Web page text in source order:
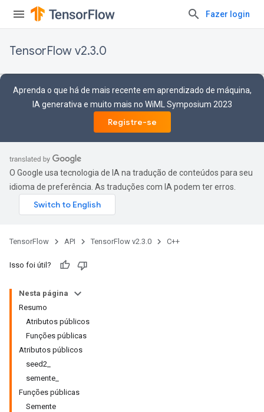
Fazer login
TensorFlow v2.3.0
Aprenda o que há de mais recente em aprendizado de máquina,
IA generativa e muito mais no WiML Symposium 2023
Registre-se
O Google usa tecnologia de IA na tradução de conteúdos para seu
idioma de preferência. As traduções com IA podem ter erros.
TensorFlow API TensorFlow v2.3.0 C++
Isso foi útil?
Nesta página
Resumo
Atributos públicos
Funções públicas
Atributos públicos
seed2_
semente_
Funções públicas
Semente